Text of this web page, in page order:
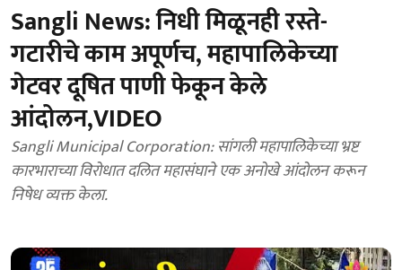
Sangli News: निधी मिळूनही रस्ते-
गटारीचे काम अपूर्णच, महापालिकेच्या
गेटवर दूषित पाणी फेकून केले
आंदोलन,VIDEO
Sangli Municipal Corporation: सांगली महापालिकेच्या भ्रष्ट
कारभाराच्या विरोधात दलित महासंघाने एक अनोखे आंदोलन करून
निषेध व्यक्त केला.